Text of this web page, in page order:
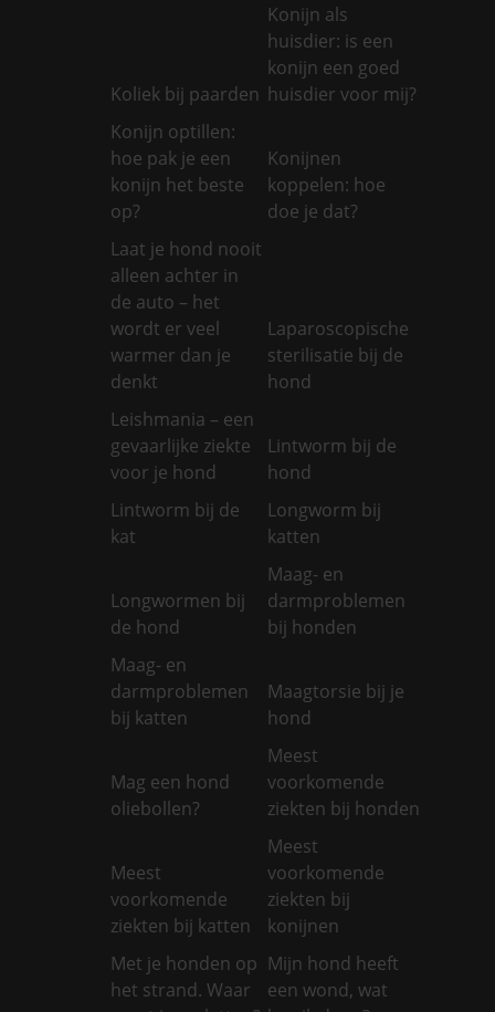
Koliek bij paarden
Konijn als
huisdier: is een
konijn een goed
huisdier voor mij?
Konijn optillen:
hoe pak je een
konijn het beste
op?
Konijnen
koppelen: hoe
doe je dat?
Laat je hond nooit
alleen achter in
de auto – het
wordt er veel
warmer dan je
denkt
Laparoscopische
sterilisatie bij de
hond
Leishmania – een
gevaarlijke ziekte
voor je hond
Lintworm bij de
hond
Lintworm bij de
kat
Longworm bij
katten
Longwormen bij
de hond
Maag- en
darmproblemen
bij honden
Maag- en
darmproblemen
bij katten
Maagtorsie bij je
hond
Mag een hond
oliebollen?
Meest
voorkomende
ziekten bij honden
Meest
voorkomende
ziekten bij katten
Meest
voorkomende
ziekten bij
konijnen
Met je honden op
het strand. Waar
Mijn hond heeft
een wond, wat